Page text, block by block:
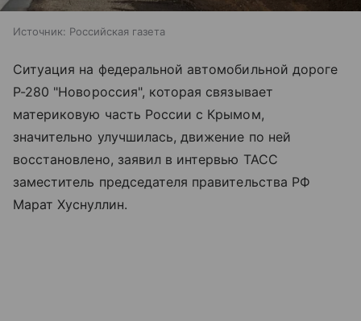
Источник: Российская газета
Ситуация на федеральной автомобильной дороге
Р-280 "Новороссия", которая связывает
материковую часть России с Крымом,
значительно улучшилась, движение по ней
восстановлено, заявил в интервью ТАСС
заместитель председателя правительства РФ
Марат Хуснуллин.